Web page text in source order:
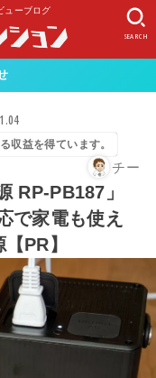
ューブログ
SEARCH
収益を得ています。
チー
RP-PB187」
で家電も使え
PR】